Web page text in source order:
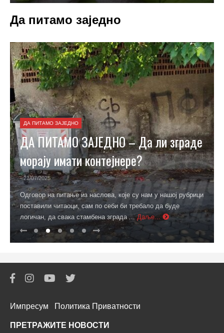
Да питамо заједно
ДА ПИТАМО ЗАЈЕДНО
ДА ПИТАМО ЗАЈЕДНО – Да ли зграде
морају имати контејнере?
- 21/07/2025
Одговор на питање из наслова, које су нам у нашој рубрици
поставили читаоци, сам по себи би требало да буде
логичан, да свака стамбена зграда ... Даље...
Импресум Политика Приватности
ПРЕТРАЖИТЕ НОВОСТИ